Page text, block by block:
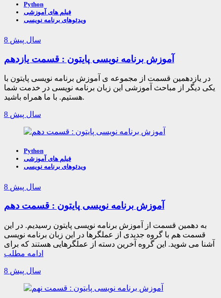
Python
فیلم های آموزشی
ویدئوهای برنامه نویسی
8 سال پیش
آموزش برنامه نویسی پایتون : قسمت یازدهم
در یازدهمین قسمت از مجموعه ی آموزش برنامه نویسی پایتون با
یکی دیگر از مباحث آموزشی این زبان برنامه نویسی در خدمت شما
هستیم. با ما همراه باشید.
8 سال پیش
Python
فیلم های آموزشی
ویدئوهای برنامه نویسی
8 سال پیش
آموزش برنامه نویسی پایتون : قسمت دهم
به دهمین قسمت از آموزش برنامه نویسی پایتون رسیدیم. در این
قسمت هم با گروه جدیدی از عملگرها در این زبان برنامه نویسی
آشنا می شوید. این گروه آخرین دسته از عملگرهایی هستند که برای
ادامه مطلب
8 سال پیش